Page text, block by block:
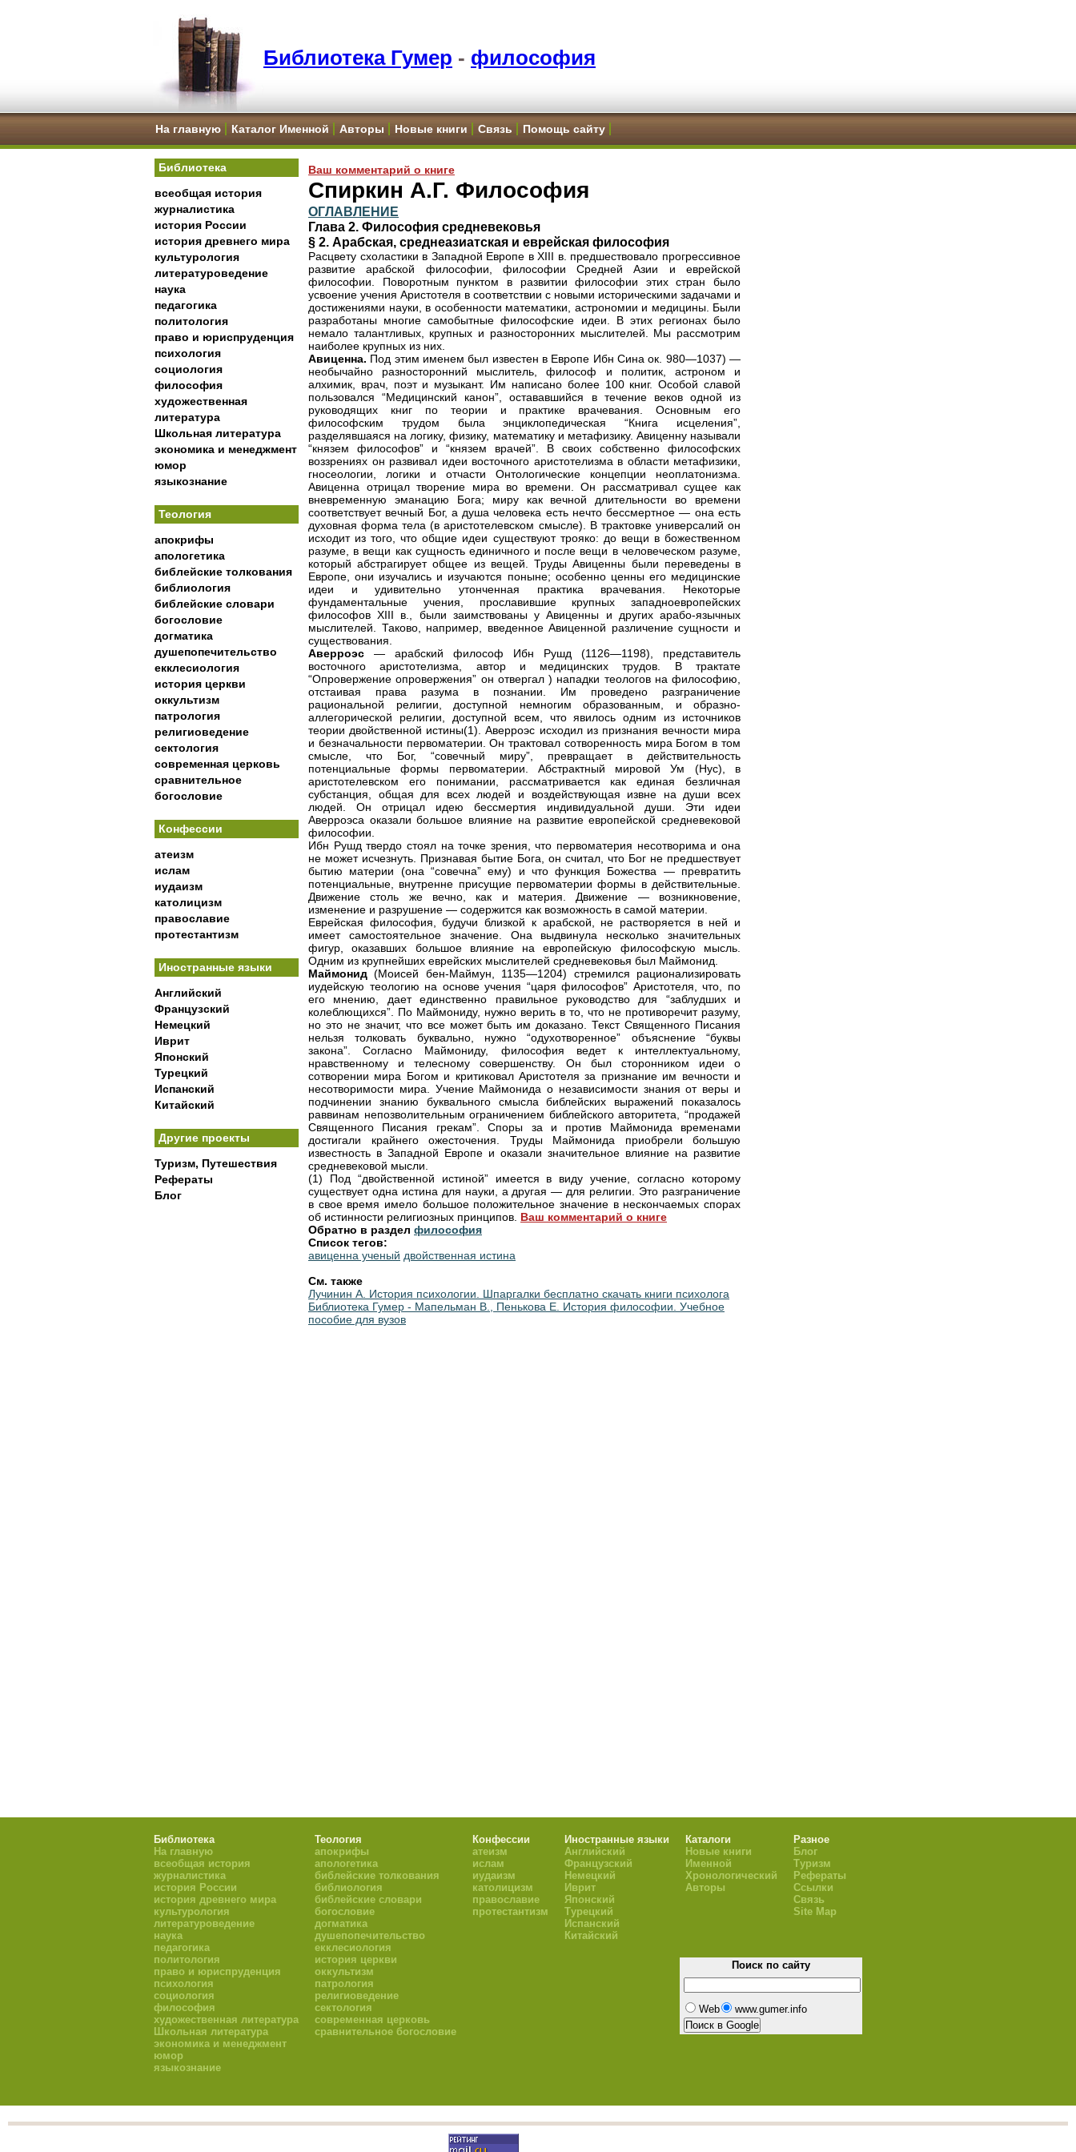
Библиотека Гумер - философия
На главную Каталог Именной Авторы Новые книги Связь Помощь сайту
Библиотека
всеобщая история
журналистика
история России
история древнего мира
культурология
литературоведение
наука
педагогика
политология
право и юриспруденция
психология
социология
философия
художественная
литература
Школьная литература
экономика и менеджмент
юмор
языкознание
Теология
апокрифы
апологетика
библейские толкования
библиология
библейские словари
богословие
догматика
душепопечительство
екклесиология
история церкви
оккультизм
патрология
религиоведение
сектология
современная церковь
сравнительное
богословие
Конфессии
атеизм
ислам
иудаизм
католицизм
православие
протестантизм
Иностранные языки
Английский
Французский
Немецкий
Иврит
Японский
Турецкий
Испанский
Китайский
Другие проекты
Туризм, Путешествия
Рефераты
Блог
Ваш комментарий о книге
Спиркин А.Г. Философия
ОГЛАВЛЕНИЕ
Глава 2. Философия средневековья
§ 2. Арабская, среднеазиатская и еврейская философия
Расцвету схоластики в Западной Европе в XIII в. предшествовало прогрессивное
развитие арабской философии, философии Средней Азии и еврейской
философии. Поворотным пунктом в развитии философии этих стран было
усвоение учения Аристотеля в соответствии с новыми историческими задачами и
достижениями науки, в особенности математики, астрономии и медицины. Были
разработаны многие самобытные философские идеи. В этих регионах было
немало талантливых, крупных и разносторонних мыслителей. Мы рассмотрим
наиболее крупных из них.
Авиценна. Под этим именем был известен в Европе Ибн Сина ок. 980—1037) —
необычайно разносторонний мыслитель, философ и политик, астроном и
алхимик, врач, поэт и музыкант. Им написано более 100 книг. Особой славой
пользовался “Медицинский канон”, остававшийся в течение веков одной из
руководящих книг по теории и практике врачевания. Основным его
философским трудом была энциклопедическая “Книга исцеления”,
разделявшаяся на логику, физику, математику и метафизику. Авиценну называли
“князем философов” и “князем врачей”. В своих собственно философских
воззрениях он развивал идеи восточного аристотелизма в области метафизики,
гносеологии, логики и отчасти Онтологические концепции неоплатонизма.
Авиценна отрицал творение мира во времени. Он рассматривал сущее как
вневременную эманацию Бога; миру как вечной длительности во времени
соответствует вечный Бог, а душа человека есть нечто бессмертное — она есть
духовная форма тела (в аристотелевском смысле). В трактовке универсалий он
исходит из того, что общие идеи существуют трояко: до вещи в божественном
разуме, в вещи как сущность единичного и после вещи в человеческом разуме,
который абстрагирует общее из вещей. Труды Авиценны были переведены в
Европе, они изучались и изучаются поныне; особенно ценны его медицинские
идеи и удивительно утонченная практика врачевания. Некоторые
фундаментальные учения, прославившие крупных западноевропейских
философов XIII в., были заимствованы у Авиценны и других арабо-язычных
мыслителей. Таково, например, введенное Авиценной различение сущности и
существования.
Аверроэс — арабский философ Ибн Рушд (1126—1198), представитель
восточного аристотелизма, автор и медицинских трудов. В трактате
“Опровержение опровержения” он отвергал ) нападки теологов на философию,
отстаивая права разума в познании. Им проведено разграничение
рациональной религии, доступной немногим образованным, и образно-
аллегорической религии, доступной всем, что явилось одним из источников
теории двойственной истины(1). Аверроэс исходил из признания вечности мира
и безначальности первоматерии. Он трактовал сотворенность мира Богом в том
смысле, что Бог, “совечный миру”, превращает в действительность
потенциальные формы первоматерии. Абстрактный мировой Ум (Нус), в
аристотелевском его понимании, рассматривается как единая безличная
субстанция, общая для всех людей и воздействующая извне на души всех
людей. Он отрицал идею бессмертия индивидуальной души. Эти идеи
Аверроэса оказали большое влияние на развитие европейской средневековой
философии.
Ибн Рушд твердо стоял на точке зрения, что первоматерия несотворима и она
не может исчезнуть. Признавая бытие Бога, он считал, что Бог не предшествует
бытию материи (она “совечна” ему) и что функция Божества — превратить
потенциальные, внутренне присущие первоматерии формы в действительные.
Движение столь же вечно, как и материя. Движение — возникновение,
изменение и разрушение — содержится как возможность в самой материи.
Еврейская философия, будучи близкой к арабской, не растворяется в ней и
имеет самостоятельное значение. Она выдвинула несколько значительных
фигур, оказавших большое влияние на европейскую философскую мысль.
Одним из крупнейших еврейских мыслителей средневековья был Маймонид.
Маймонид (Моисей бен-Маймун, 1135—1204) стремился рационализировать
иудейскую теологию на основе учения “царя философов” Аристотеля, что, по
его мнению, дает единственно правильное руководство для “заблудших и
колеблющихся”. По Маймониду, нужно верить в то, что не противоречит разуму,
но это не значит, что все может быть им доказано. Текст Священного Писания
нельзя толковать буквально, нужно “одухотворенное” объяснение “буквы
закона”. Согласно Маймониду, философия ведет к интеллектуальному,
нравственному и телесному совершенству. Он был сторонником идеи о
сотворении мира Богом и критиковал Аристотеля за признание им вечности и
несотворимости мира. Учение Маймонида о независимости знания от веры и
подчинении знанию буквального смысла библейских выражений показалось
раввинам непозволительным ограничением библейского авторитета, “продажей
Священного Писания грекам”. Споры за и против Маймонида временами
достигали крайнего ожесточения. Труды Маймонида приобрели большую
известность в Западной Европе и оказали значительное влияние на развитие
средневековой мысли.
(1) Под “двойственной истиной” имеется в виду учение, согласно которому
существует одна истина для науки, а другая — для религии. Это разграничение
в свое время имело большое положительное значение в нескончаемых спорах
об истинности религиозных принципов. Ваш комментарий о книге
Обратно в раздел философия
Список тегов:
авиценна ученый двойственная истина
См. также
Лучинин А. История психологии. Шпаргалки бесплатно скачать книги психолога
Библиотека Гумер - Мапельман В., Пенькова Е. История философии. Учебное
пособие для вузов
Библиотека
На главную
всеобщая история
журналистика
история России
история древнего мира
культурология
литературоведение
наука
педагогика
политология
право и юриспруденция
психология
социология
философия
художественная литература
Школьная литература
экономика и менеджмент
юмор
языкознание
Теология
апокрифы
апологетика
библейские толкования
библиология
библейские словари
богословие
догматика
душепопечительство
екклесиология
история церкви
оккультизм
патрология
религиоведение
сектология
современная церковь
сравнительное богословие
Конфессии
атеизм
ислам
иудаизм
католицизм
православие
протестантизм
Иностранные языки
Английский
Французский
Немецкий
Иврит
Японский
Турецкий
Испанский
Китайский
Каталоги
Новые книги
Именной
Хронологический
Авторы
Разное
Блог
Туризм
Рефераты
Ссылки
Связь
Site Map
Поиск по сайту
Web www.gumer.info